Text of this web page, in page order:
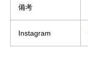
備考
Instagram